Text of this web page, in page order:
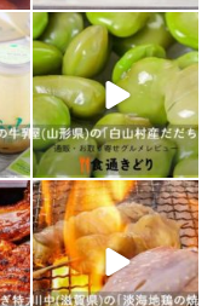
shokutuu_kidori
1月 23
shokutuu_kidori